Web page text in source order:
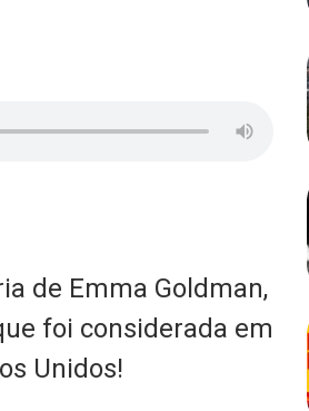
de Emma Goldman,
foi considerada em
Unidos!